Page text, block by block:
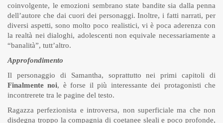
coinvolgente, le emozioni sembrano state bandite sia dalla penna
dell’autore che dai cuori dei personaggi. Inoltre, i fatti narrati, per
diversi aspetti, sono molto poco realistici, vi è poca aderenza con
la realtà nei dialoghi, adolescenti non equivale necessariamente a
“banalità”, tutt’altro.
Approfondimento
Il personaggio di Samantha, soprattutto nei primi capitoli di
Finalmente noi, è forse il più interessante dei protagonisti che
incontrerete tra le pagine del testo.
Ragazza perfezionista e introversa, non superficiale ma che non
disdegna troppo la compagnia di coetanee sleali e poco profonde,